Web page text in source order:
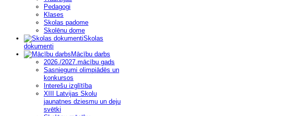
Pedagogi
Klases
Skolas padome
Skolēnu dome
Skolas
dokumenti
Mācību darbs
2026./2027.mācību gads
Sasniegumi olimpiādēs un
konkursos
Interešu izglītība
XIII Latvijas Skolu
jaunatnes dziesmu un deju
svētki